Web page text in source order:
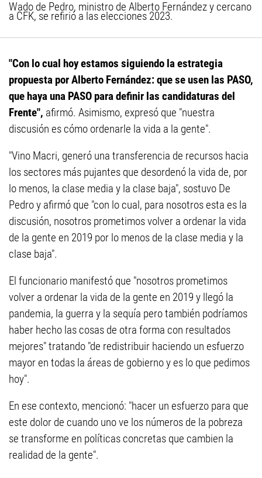
Wado de Pedro, ministro de Alberto Fernández y cercano
a CFK, se refirió a las elecciones 2023.
"Con lo cual hoy estamos siguiendo la estrategia
propuesta por Alberto Fernández: que se usen las PASO,
que haya una PASO para definir las candidaturas del
Frente", afirmó. Asimismo, expresó que "nuestra
discusión es cómo ordenarle la vida a la gente".
"Vino Macri, generó una transferencia de recursos hacia
los sectores más pujantes que desordenó la vida de, por
lo menos, la clase media y la clase baja", sostuvo De
Pedro y afirmó que "con lo cual, para nosotros esta es la
discusión, nosotros prometimos volver a ordenar la vida
de la gente en 2019 por lo menos de la clase media y la
clase baja".
El funcionario manifestó que "nosotros prometimos
volver a ordenar la vida de la gente en 2019 y llegó la
pandemia, la guerra y la sequía pero también podríamos
haber hecho las cosas de otra forma con resultados
mejores" tratando "de redistribuir haciendo un esfuerzo
mayor en todas la áreas de gobierno y es lo que pedimos
hoy".
En ese contexto, mencionó: "hacer un esfuerzo para que
este dolor de cuando uno ve los números de la pobreza
se transforme en políticas concretas que cambien la
realidad de la gente".